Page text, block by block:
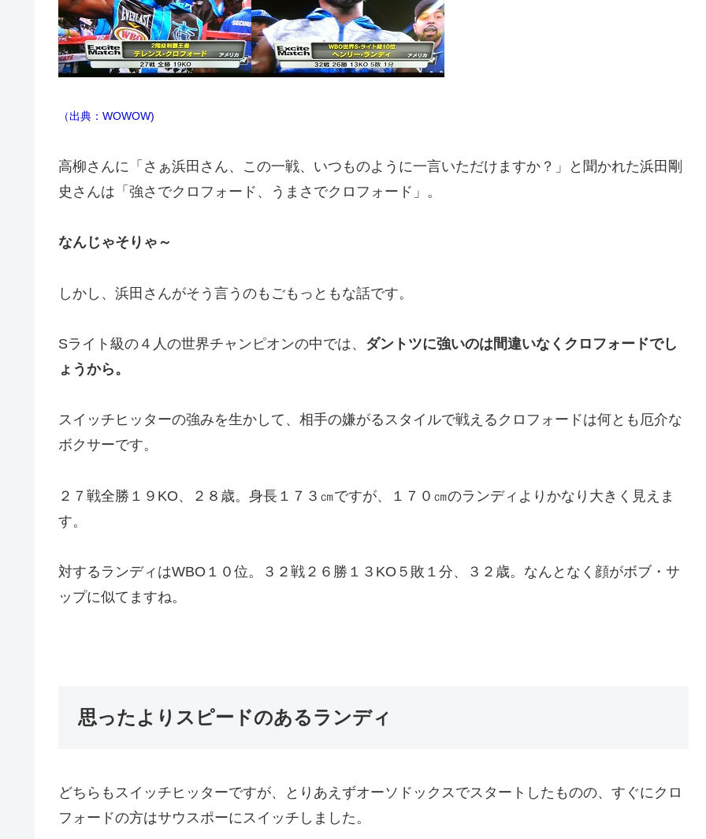
（出典：WOWOW)
高柳さんに「さぁ浜田さん、この一戦、いつものように一言いただけますか？」と聞かれた浜田剛
史さんは「強さでクロフォード、うまさでクロフォード」。
なんじゃそりゃ～
しかし、浜田さんがそう言うのもごもっともな話です。
Sライト級の４人の世界チャンピオンの中では、 ダントツに強いのは間違いなくクロフォードでし
ょうから。
スイッチヒッターの強みを生かして、相手の嫌がるスタイルで戦えるクロフォードは何とも厄介な
ボクサーです。
２７戦全勝１９KO、２８歳。身長１７３㎝ですが、１７０㎝のランディよりかなり大きく見えま
す。
対するランディはWBO１０位。３２戦２６勝１３KO５敗１分、３２歳。なんとなく顔がボブ・サ
ップに似てますね。
思ったよりスピードのあるランディ
どちらもスイッチヒッターですが、とりあえずオーソドックスでスタートしたものの、すぐにクロ
フォードの方はサウスポーにスイッチしました。